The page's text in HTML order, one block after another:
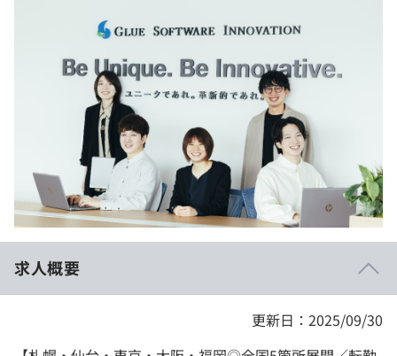
就活成功ガイド
個人向けプラン
法人向けプラン
学校向けプラン
契約内容・クーポン
再チャレンジ結果一覧
求人概要
更新日：2025/09/30